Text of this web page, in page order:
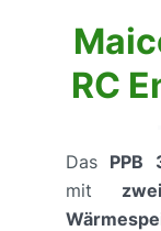
RC
Das PPB
mit